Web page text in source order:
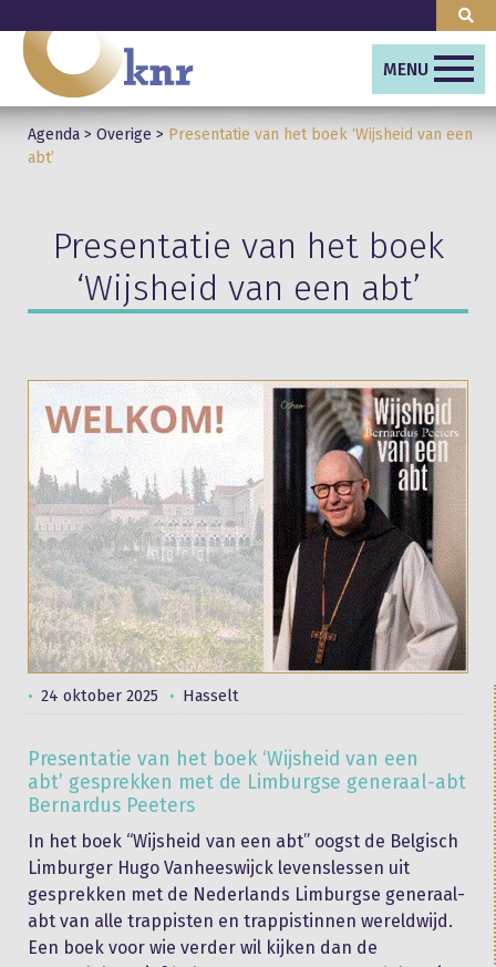
MENU
Agenda > Overige > Presentatie van het boek ‘Wijsheid van een
abt’
Presentatie van het boek
‘Wijsheid van een abt’
24 oktober 2025 Hasselt
Presentatie van het boek ‘Wijsheid van een
abt’ gesprekken met de Limburgse generaal-abt
Bernardus Peeters
In het boek “Wijsheid van een abt” oogst de Belgisch
Limburger Hugo Vanheeswijck levenslessen uit
gesprekken met de Nederlands Limburgse generaal-
abt van alle trappisten en trappistinnen wereldwijd.
Een boek voor wie verder wil kijken dan de